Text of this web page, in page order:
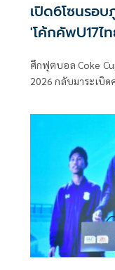
เปิด6โซนรอ
'โค้กคัพU17
ศึกฟุตบอล Coke
2026 กลับมาระเบิ